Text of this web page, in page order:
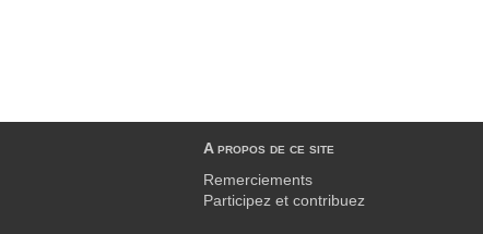
A propos de ce site
Remerciements
Participez et contribuez